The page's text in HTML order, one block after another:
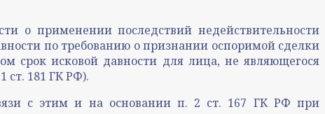
о применении последствий недействительности
по требованию о признании оспоримой сделки
срок исковой давности для лица, не являющегося
ст. 181 ГК РФ).
с этим и на основании п. 2 ст. 167 ГК РФ при